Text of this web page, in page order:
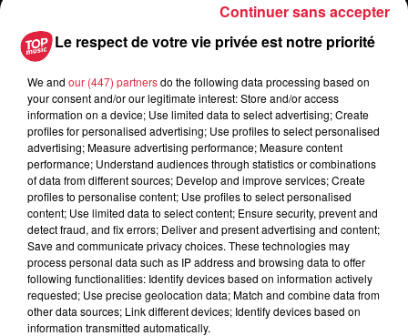
des habitants sur une même surface,les terrains
« constructibles » ne seront plus aussi grands
, et le
concept de maison individuelle va se rapprocher, s’intégrer
à de nouvelles conceptions, comme cellesdes
lotissementspar exemple.
N'hésitez pas à poser vos questions sur IGLOO on Air
Les Infos Habitat avec Trianon Résidences
Le respect de votre vie privée est notre priorité
We and our (447) partnersdo the following data processing based on
your consent and/or our legitimate interest: Store and/or access
information on a device; Use limited data to select advertising; Create
profiles for personalised advertising; Use profiles to select personalised
advertising; Measure advertising performance; Measure content
performance; Understand audiences through statistics or combinations
of data from different sources; Develop and improve services; Create
profiles to personalise content; Use profiles to select personalised
content; Use limited data to select content; Ensure security, prevent and
detect fraud, and fix errors; Deliver and present advertising and content;
Save and communicate privacy choices. These technologies may
process personal data such as IP address and browsing data to offer
following functionalities: Identify devices based on information actively
requested; Use precise geolocation data; Match and combine data from
other data sources; Link different devices; Identify devices based on
information transmitted automatically.
Continuer sans accepter